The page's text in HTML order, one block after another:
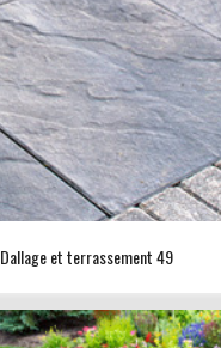
Dallage et terrassement 49